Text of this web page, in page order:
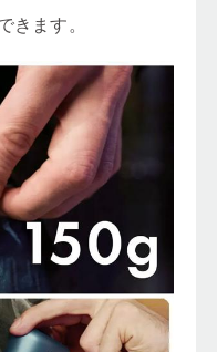
きます。